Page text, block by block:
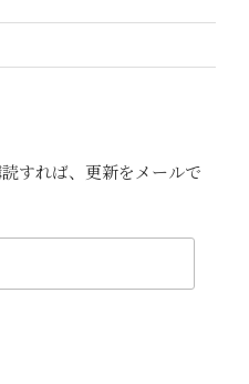
すれば、更新をメールで